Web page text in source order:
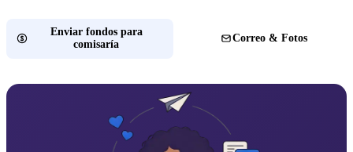
Enviar fondos para
comisaría
Correo & Fotos